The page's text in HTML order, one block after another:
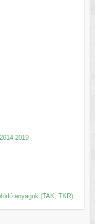
2019
anyagok (TAK, TKR)